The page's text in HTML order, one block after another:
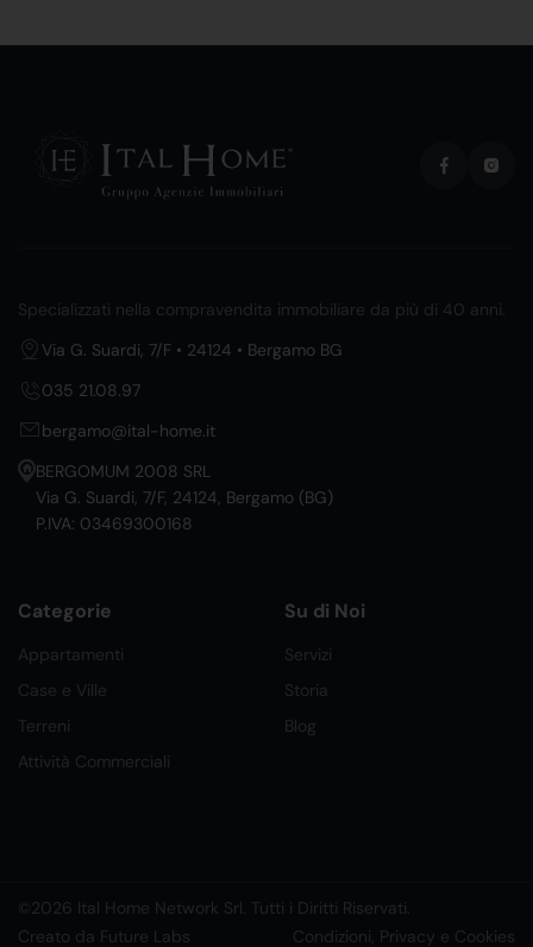
Specializzati nella compravendita immobiliare da più di 40 anni.
Via G. Suardi, 7/F • 24124 • Bergamo BG
035 21.08.97
bergamo@ital-home.it
BERGOMUM 2008 SRL
Via G. Suardi, 7/F, 24124, Bergamo (BG)
P.IVA: 03469300168
Categorie
Appartamenti
Case e Ville
Terreni
Attività Commerciali
Su di Noi
Servizi
Storia
Blog
©2026 Ital Home Network Srl. Tutti i Diritti Riservati.
Creato da Future Labs
Condizioni, Privacy e Cookies